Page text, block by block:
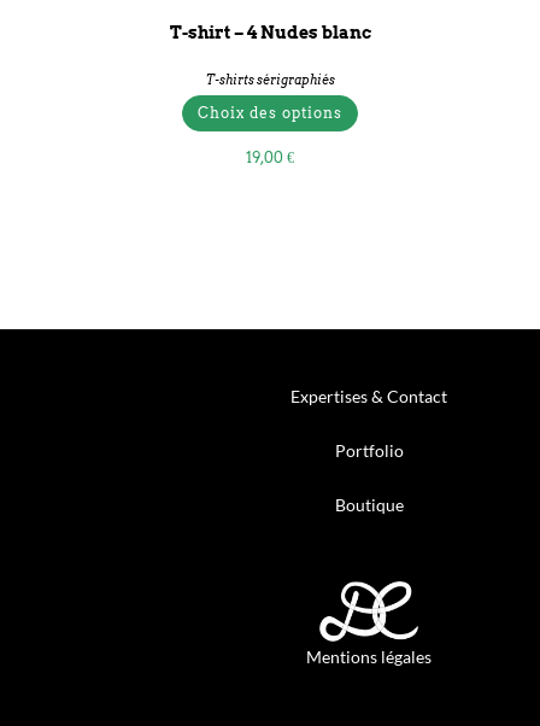
T-shirt – 4 Nudes blanc
T-shirts sérigraphiés
Choix des options
19,00 €
Expertises & Contact
Portfolio
Boutique
Mentions légales